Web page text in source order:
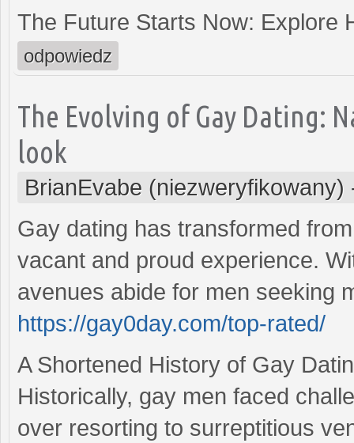
The Future Starts Now: Explore
odpowiedz
The Evolving of Gay Dating:
look
BrianEvabe (niezweryfikowany)
Gay dating has transformed
vacant and proud experience.
avenues abide for men seeking
https://gay0day.com/top-rated/
A Shortened History of Gay
Historically, gay men faced
over resorting to surreptitious